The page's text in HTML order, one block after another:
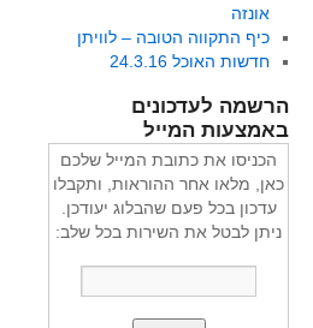
אונזה
כיף התקווה הטובה – לוויתן
חדשות האוכל 24.3.16
הרשמה לעדכונים
באמצעות המייל
הכניסו את כתובת המייל שלכם
כאן, מלאו אחר ההוראות, ותקבלו
עדכון בכל פעם שהבלוג יעודכן.
ניתן לבטל את השירות בכל שלב: